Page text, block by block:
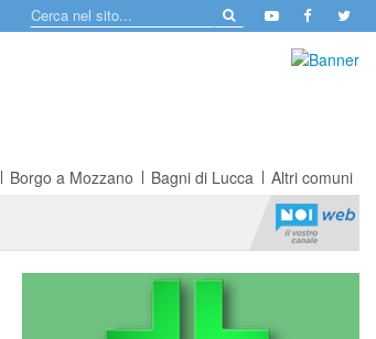
Borgo a Mozzano Bagni di Lucca Altri comuni